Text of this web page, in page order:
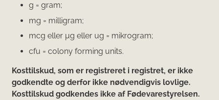
g = gram;
mg = milligram;
mcg eller μg eller ug = mikrogram;
cfu = colony forming units.
Kosttilskud, som er registreret i registret, er ikke
godkendte og derfor ikke nødvendigvis lovlige.
Kosttilskud godkendes ikke af Fødevarestyrelsen.